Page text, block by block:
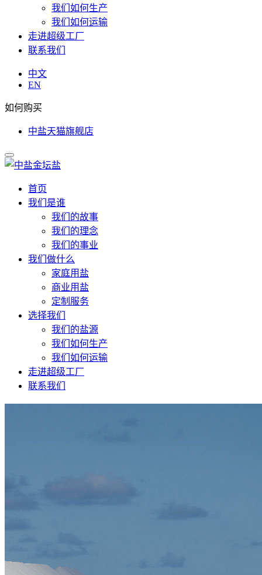
我们如何生产
我们如何运输
走进超级工厂
联系我们
中文
EN
如何购买
中盐天猫旗舰店
首页
我们是谁
我们的故事
我们的理念
我们的事业
我们做什么
家庭用盐
商业用盐
定制服务
选择我们
我们的盐源
我们如何生产
我们如何运输
走进超级工厂
联系我们